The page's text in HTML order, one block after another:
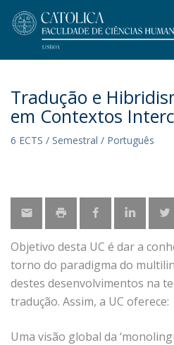
Tradução e
em Contextos
6 ECTS / Semestral / Português
Objetivo desta UC é dar a
torno do paradigma do
destes desenvolvimentos na
tradução. Assim, a UC oferece:
Uma visão global da